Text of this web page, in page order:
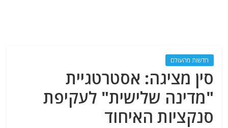
חדשות מהעולם
סין מציגה: אסטרטגיית
"מדינה שלישית" לעקיפת
סנקציות האיחוד